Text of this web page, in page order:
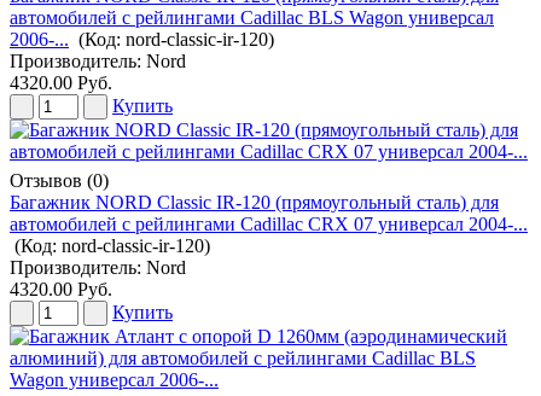
автомобилей с рейлингами Cadillac BLS Wagon универсал
2006-... (Код: nord-classic-ir-120)
Производитель: Nord
4320.00 Руб.
Купить
Отзывов (0)
Багажник NORD Classic IR-120 (прямоугольный сталь) для
автомобилей с рейлингами Cadillac CRX 07 универсал 2004-...
(Код: nord-classic-ir-120)
Производитель: Nord
4320.00 Руб.
Купить